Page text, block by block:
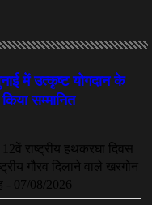
हिरासत में
का लोक कला जगत